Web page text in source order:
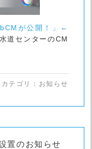
が公開！」←
道センターのCM
カテゴリ： お知らせ
置のお知らせ